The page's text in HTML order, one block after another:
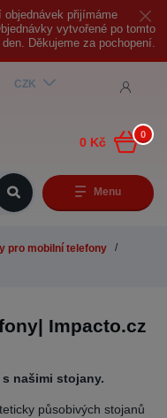
objednávek přijímáme
vytvořené po tomto
Děkujeme za pochopení.
Menu
CZK
0
0 Kč
pro mobilní telefony
Impacto.cz
našimi stojany.
působivých stojanů